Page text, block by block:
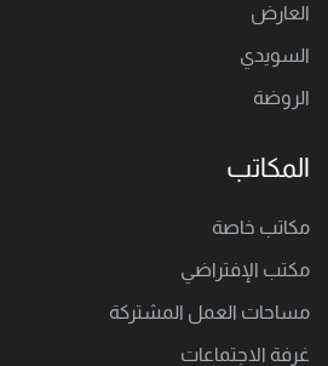
العارض
السويدي
الروضة
المكاتب
مكاتب خاصة
مكتب اﻹفتراضي
مساحات العمل المشتركة
غرفة الاجتماعات